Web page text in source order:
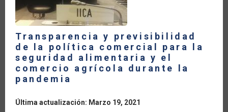
Transparencia y previsibilidad
de la política comercial para la
seguridad alimentaria y el
comercio agrícola durante la
pandemia
Última actualización: Marzo 19, 2021